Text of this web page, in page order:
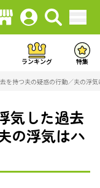
ランキング 特集
を持つ夫の疑惑の行動／夫の浮
気した過去
の浮気はハ